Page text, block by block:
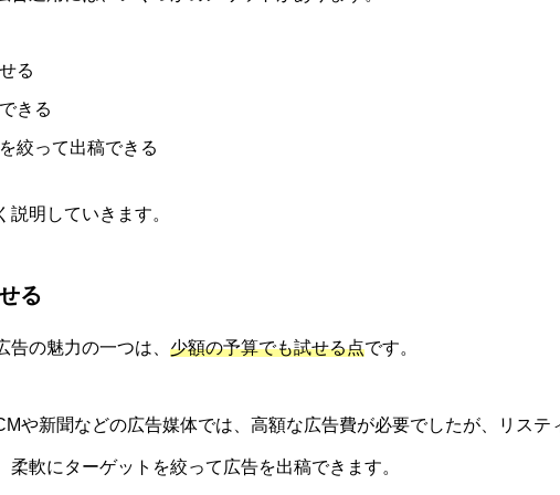
る
きる
絞って出稿できる
説明していきます。
る
告の魅力の一つは、 少額の予算でも試せる点です。
や新聞などの広告媒体では、高額な広告費が必要でしたが、リステ
柔軟にターゲットを絞って広告を出稿できます。